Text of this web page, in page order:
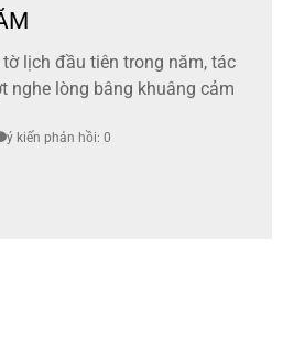
lịch đầu tiên trong năm, tác
nghe lòng bâng khuâng cảm
ý kiến phản hồi: 0